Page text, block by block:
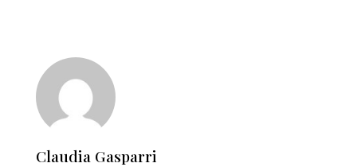
Claudia Gasparri